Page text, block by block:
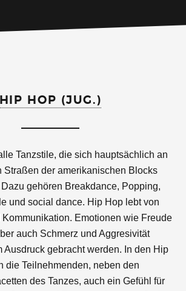
HIP HOP (JUG.)
Tanzstile, die sich hauptsächlich an
Straßen der amerikanischen Blocks
gehören Breakdance, Popping,
und social dance. Hip Hop lebt von
Kommunikation. Emotionen wie Freude
auch Schmerz und Aggresivität
Ausdruck gebracht werden. In den Hip
die Teilnehmenden, neben den
des Tanzes, auch ein Gefühl für